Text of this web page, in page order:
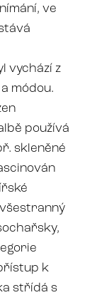
ve
vychází z
módou.
používá
skleněné
k
střídá s